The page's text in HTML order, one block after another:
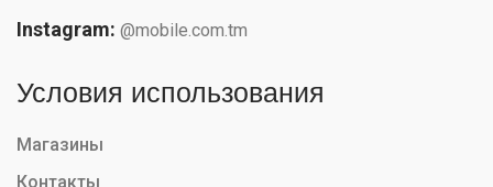
Instagram: @mobile.com.tm
Условия использования
Магазины
Контакты